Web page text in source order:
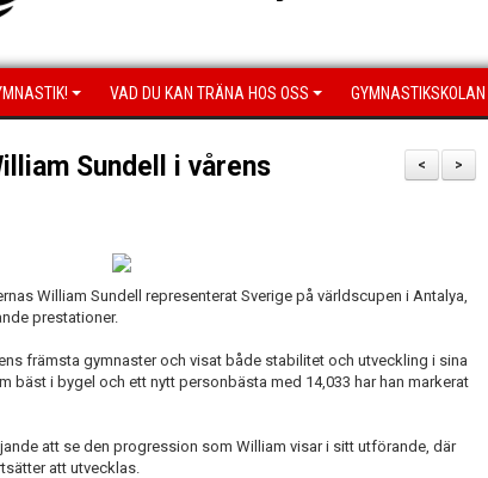
VAD DU KAN TRÄNA HOS OSS GYMNASTIKSKOLAN
>
<
Sundell i vårens
William Sundell representerat Sverige på världscupen i Antalya,
prestationer.
främsta gymnaster och visat både stabilitet och utveckling i sina
bäst i bygel och ett nytt personbästa med 14,033 har han markerat
att se den progression som William visar i sitt utförande, där
att utvecklas.